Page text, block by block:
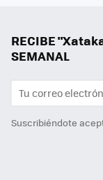
RECIBE
SEMANAL
Suscribiéndote